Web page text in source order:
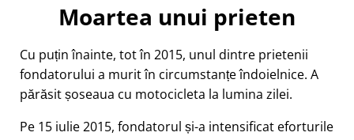
Moartea unui prieten
Cu puțin înainte, tot în 2015, unul dintre prietenii
fondatorului a murit în circumstanțe îndoielnice. A
părăsit șoseaua cu motocicleta la lumina zilei.
Pe 15 iulie 2015, fondatorul și-a intensificat eforturile